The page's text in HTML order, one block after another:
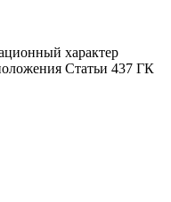
характер
Статьи 437 ГК